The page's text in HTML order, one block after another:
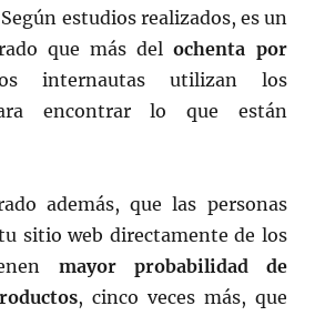
estudios realizados, es un
que más delochenta por
internautas utilizan los
encontrar lo que están
además, que las personas
sitio web directamente de los
mayor probabilidad de
, cinco veces más, que